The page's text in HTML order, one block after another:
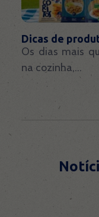
Dicas de
Os dias mais
na cozinha,...